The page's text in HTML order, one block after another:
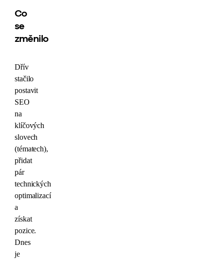
Co
se
změnilo
Dřív
stačilo
postavit
SEO
na
klíčových
slovech
(tématech),
přidat
pár
technických
optimalizací
a
získat
pozice.
Dnes
je